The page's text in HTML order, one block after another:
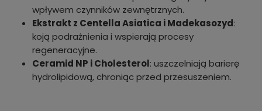
wpływem czynników zewnętrznych.
Ekstrakt z Centella Asiatica i Madekasozyd:
koją podrażnienia i wspierają procesy
regeneracyjne.
Ceramid NP i Cholesterol: uszczelniają barierę
hydrolipidową, chroniąc przed przesuszeniem.